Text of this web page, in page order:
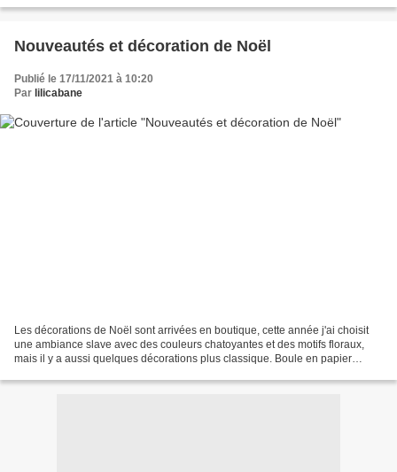
Nouveautés et décoration de Noël
Publié le 17/11/2021 à 10:20
Par lilicabane
Les décorations de Noël sont arrivées en boutique, cette année j'ai choisit
une ambiance slave avec des couleurs chatoyantes et des motifs floraux,
mais il y a aussi quelques décorations plus classique. Boule en papier